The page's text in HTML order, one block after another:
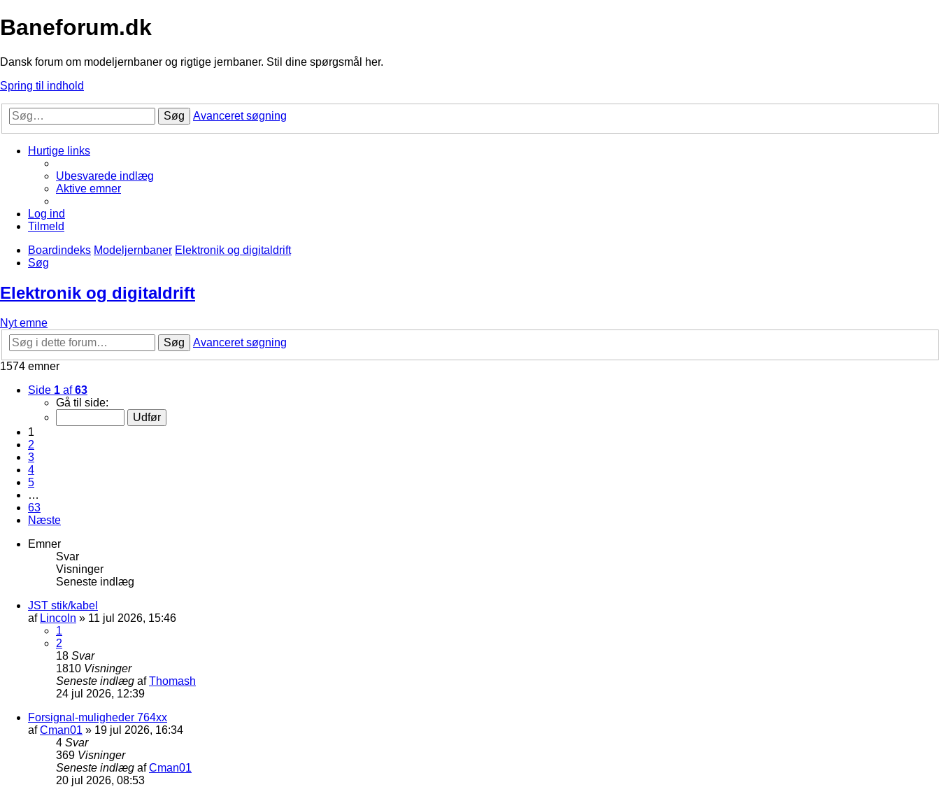
Baneforum.dk
Dansk forum om modeljernbaner og rigtige jernbaner. Stil dine spørgsmål her.
Spring til indhold
Søg Avanceret søgning
Hurtige links
Ubesvarede indlæg
Aktive emner
Log ind
Tilmeld
Boardindeks Modeljernbaner Elektronik og digitaldrift
Søg
Elektronik og digitaldrift
Nyt emne
Søg
Avanceret søgning
1574 emner
Side 1 af63
Gå til side:
1
2
3
4
5
…
63
Næste
Emner
Svar
Visninger
Seneste indlæg
JST stik/kabel
af Lincoln » 11 jul 2026, 15:46
1
2
18 Svar
1810 Visninger
Seneste indlæg afThomash
24 jul 2026, 12:39
Forsignal-muligheder 764xx
afCman01 » 19 jul 2026, 16:34
4 Svar
369 Visninger
Seneste indlæg afCman01
20 jul 2026, 08:53